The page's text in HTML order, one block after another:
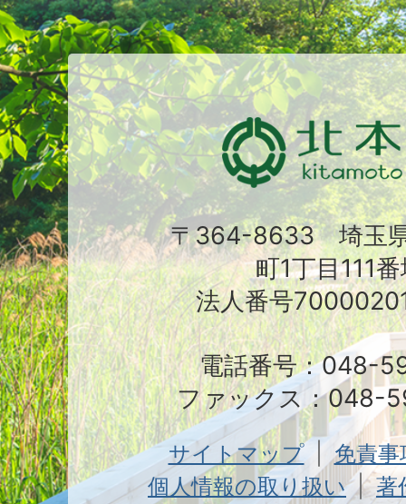
〒364-8633 埼玉
町1丁目111
法人番号
電話番号：048-
ファックス：048-
サイトマップ
免責
個人情報の取り扱い
著